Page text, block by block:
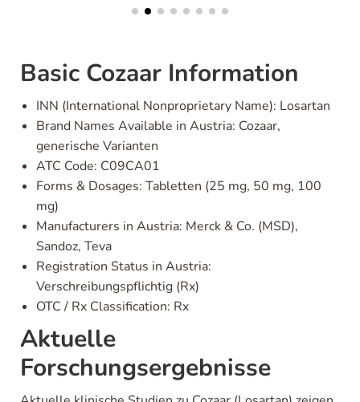
Basic Cozaar Information
INN (International Nonproprietary Name): Losartan
Brand Names Available in Austria: Cozaar,
generische Varianten
ATC Code: C09CA01
Forms & Dosages: Tabletten (25 mg, 50 mg, 100
mg)
Manufacturers in Austria: Merck & Co. (MSD),
Sandoz, Teva
Registration Status in Austria:
Verschreibungspflichtig (Rx)
OTC / Rx Classification: Rx
Aktuelle
Forschungsergebnisse